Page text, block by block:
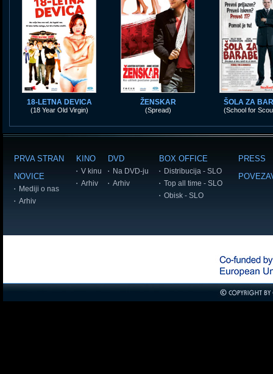
18-LETNA DEVICA
(18 Year Old Virgin)
ŽENSKAR
(Spread)
ŠOLA ZA
(School for
PRVA STRAN
NOVICE
Mediji o nas
Arhiv
KINO
V kinu
Arhiv
DVD
Na DVD-ju
Arhiv
BOX OFFICE
Distribucija - SLO
Top all time - SLO
Obisk - SLO
PRESS